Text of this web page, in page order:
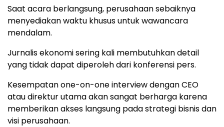
Saat acara berlangsung, perusahaan sebaiknya
menyediakan waktu khusus untuk wawancara
mendalam.
Jurnalis ekonomi sering kali membutuhkan detail
yang tidak dapat diperoleh dari konferensi pers.
Kesempatan one-on-one interview dengan CEO
atau direktur utama akan sangat berharga karena
memberikan akses langsung pada strategi bisnis dan
visi perusahaan.